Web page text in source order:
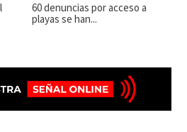
60 denuncias por acceso a
playas se han...